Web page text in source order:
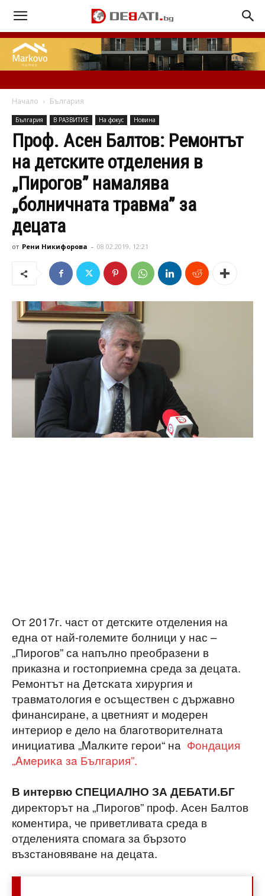
Начало България
България В РАЗВИТИЕ На фокус Новина
Проф. Асен Балтов: Ремонтът
на детските отделения в
„Пирогов” намалява
„болничната травма” за
децата
от Рени Никифорова - 08.02.2019, 12:21
От 2017г. част от детските отделения на
една от най-големите болници у нас –
„Пирогов” са напълно преобразени в
приказна и гостоприемна среда за децата.
Ремонтът на Дeтcĸaтa xиpypгия и
тpaвмaтoлoгия е осъществен с държавно
финансиране, а цветният и модерен
интериор е дело на блaгoтвopитeлнaтa
инициaтивa „Maлĸитe гepoи“ нa Фондация
„Aмepиĸa зa Бългapия”.
В интервю СПЕЦИАЛНО ЗА ДЕБАТИ.БГ
директорът на „Пирогов” проф. Асен Балтов
коментира, че приветливата среда в
отделенията спомага за бързото
възстановяване на децата.